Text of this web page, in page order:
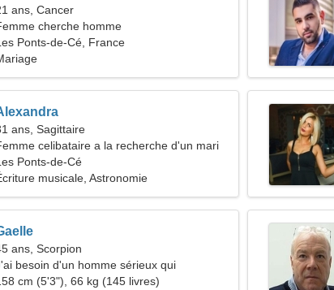
ans, Cancer
cherche homme
Ponts-de-Cé, France
ans, Sagittaire
celibataire a la recherche d'un mari
41Ponts-de-Cé
musicale, Astronomie
ans, Scorpion
besoin d'un homme sérieux qui
ensemble
cm (5'3"), 66 kg (145 livres)